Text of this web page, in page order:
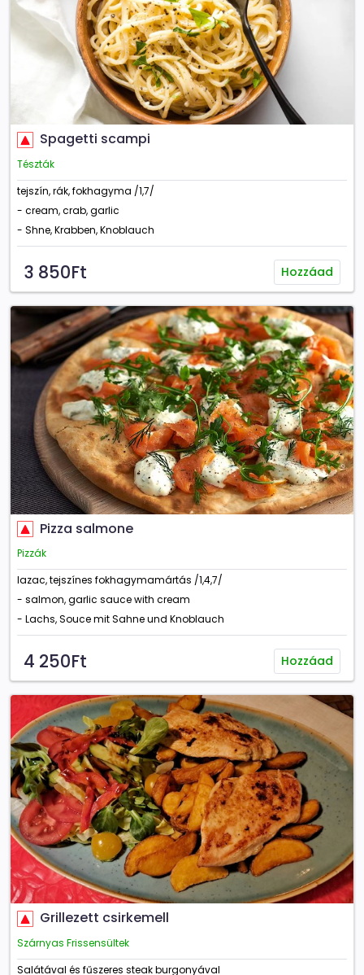
Spagetti scampi
Tészták
tejszín, rák, fokhagyma /1,7/
- cream, crab, garlic
- Shne, Krabben, Knoblauch
3 850Ft Hozzáad
Pizza salmone
Pizzák
lazac, tejszínes fokhagymamártás /1,4,7/
- salmon, garlic sauce with cream
- Lachs, Souce mit Sahne und Knoblauch
4 250Ft Hozzáad
Grillezett csirkemell
Szárnyas Frissensültek
Salátával és fűszeres steak burgonyával